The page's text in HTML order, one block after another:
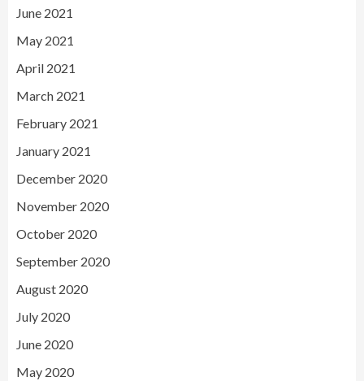
June 2021
May 2021
April 2021
March 2021
February 2021
January 2021
December 2020
November 2020
October 2020
September 2020
August 2020
July 2020
June 2020
May 2020